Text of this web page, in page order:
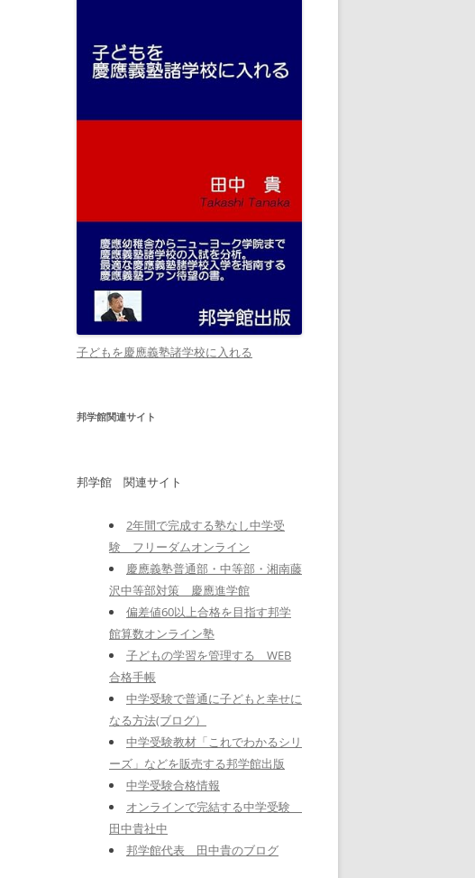
子どもを慶應義塾諸学校に入れる
邦学館関連サイト
邦学館 関連サイト
2年間で完成する塾なし中学受
験 フリーダムオンライン
慶應義塾普通部・中等部・湘南藤
沢中等部対策 慶應進学館
偏差値60以上合格を目指す邦学
館算数オンライン塾
子どもの学習を管理する WEB
合格手帳
中学受験で普通に子どもと幸せに
なる方法(ブログ）
中学受験教材「これでわかるシリ
ーズ」などを販売する邦学館出版
中学受験合格情報
オンラインで完結する中学受験
田中貴社中
邦学館代表 田中貴のブログ